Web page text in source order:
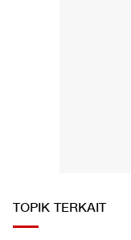
TOPIK TERKAIT